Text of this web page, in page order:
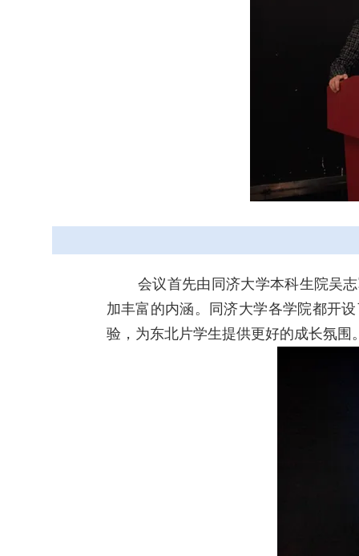
会议首先由同济大学本科生院吴
加丰富的内涵。同济大学各学院都开
验，为东北片学生提供更好的成长氛围